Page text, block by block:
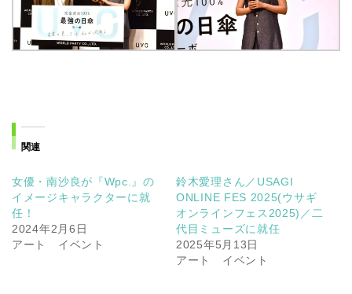
関連
女優・南沙良が『Wpc.』の
イメージキャラクターに就
任！
2024年2月6日
アート イベント
鈴木愛理さん／USAGI
ONLINE FES 2025(ウサギ
オンラインフェス2025)／二
代目ミューズに就任
2025年5月13日
アート イベント